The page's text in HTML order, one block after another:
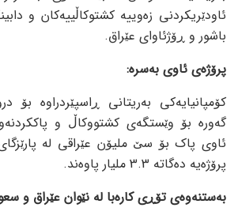
ئاودێریکردنی زەوییە کشتوکاڵییەکان و
باشور و ڕۆژئاوای عێراق.
پرۆژەی ئاوی بەسرە:
کۆمپانیایەکی بەریتانی ڕاسپێردراوە بۆ
گەورە بۆ وێستگەی کشتووکاڵ و
ئاوی پاک بۆ سێ ملیۆن عێراقی لە
پرۆژەیە دەگاتە 3.3 ملیار پاوەند.
بەستنەوەی تۆڕی کارەبا لە نێوان عێراق و